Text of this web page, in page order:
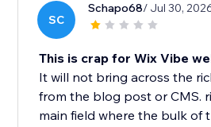
SC
Schapo68/ Jul 30,
This is crap for Wix Vibe
It will not bring across the
from the blog post or CMS.
main field where the bulk of